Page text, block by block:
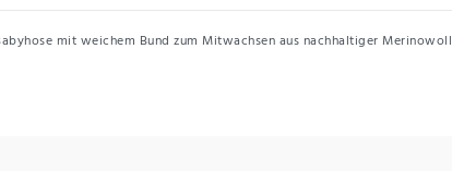
mit weichem Bund zum Mitwachsen aus nachhaltiger